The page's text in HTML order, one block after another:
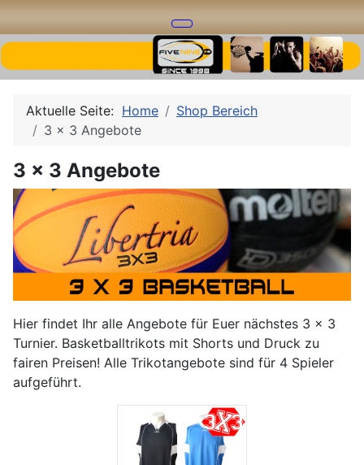
Aktuelle Seite: Home
Shop Bereich
3 x 3 Angebote
3 x 3 Angebote
Hier findet Ihr alle Angebote für Euer nächstes 3 x 3
Turnier. Basketballtrikots mit Shorts und Druck zu
fairen Preisen! Alle Trikotangebote sind für 4 Spieler
aufgeführt.